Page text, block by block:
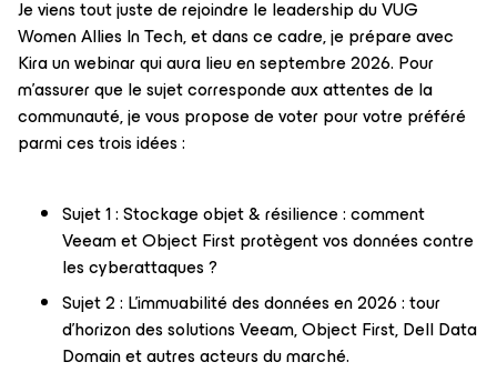
Je viens tout juste de rejoindre le leadership du VUG
Women Allies In Tech, et dans ce cadre, je prépare avec
Kira un webinar qui aura lieu en septembre 2026. Pour
m'assurer que le sujet corresponde aux attentes de la
communauté, je vous propose de voter pour votre préféré
parmi ces trois idées :
Sujet 1 : Stockage objet & résilience : comment
Veeam et Object First protègent vos données contre
les cyberattaques ?
Sujet 2 : L’immuabilité des données en 2026 : tour
d’horizon des solutions Veeam, Object First, Dell Data
Domain et autres acteurs du marché.